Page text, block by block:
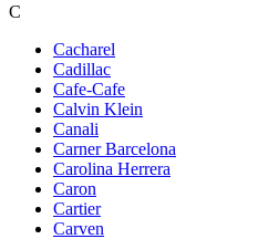
C
Cacharel
Cadillac
Cafe-Cafe
Calvin Klein
Canali
Carner Barcelona
Carolina Herrera
Caron
Cartier
Carven